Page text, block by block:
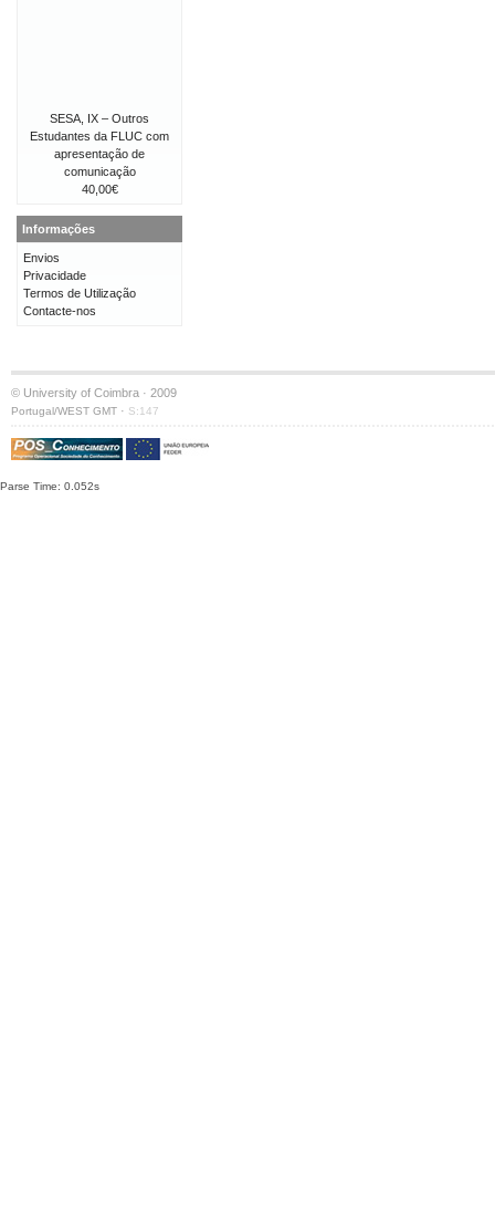
SESA, IX – Outros
Estudantes da FLUC com
apresentação de
comunicação
40,00€
Informações
Envios
Privacidade
Termos de Utilização
Contacte-nos
© University of Coimbra · 2009
Portugal/WEST GMT · S:147
Parse Time: 0.052s